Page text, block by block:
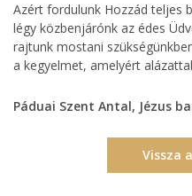
Azért fordulunk Hozzád teljes
légy közbenjárónk az édes
rajtunk mostani
a kegyelmet, amelyért
Páduai Szent Antal, Jézus
Vissza